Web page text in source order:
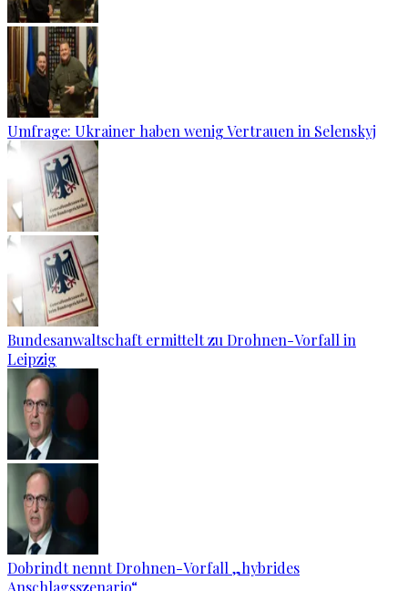
Umfrage: Ukrainer haben wenig Vertrauen in Selenskyj
Bundesanwaltschaft ermittelt zu Drohnen-Vorfall in
Leipzig
Dobrindt nennt Drohnen-Vorfall „hybrides
Anschlagsszenario“